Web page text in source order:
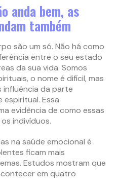
anda bem, as
também
são um só. Não há como
entre o seu estado
da sua vida. Somos
o nome é difícil, mas
influência da parte
espiritual. Essa
evidência de como essas
indivíduos.
na saúde emocional é
ficam mais
Estudos mostram que
em quatro